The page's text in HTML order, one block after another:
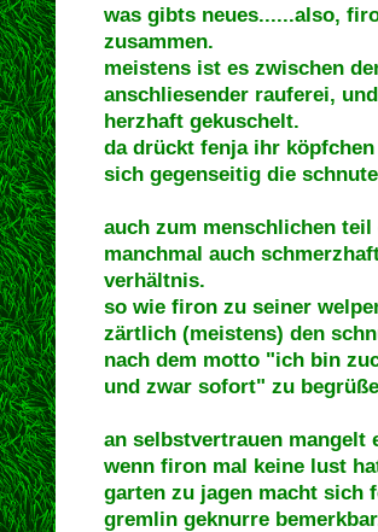
was gibts neues......also,
zusammen.
meistens ist es zwischen
anschliesender rauferei,
herzhaft gekuschelt.
da drückt fenja ihr
sich gegenseitig die
auch zum menschlichen
manchmal auch
verhältnis.
so wie firon zu seiner
zärtlich (meistens) den
nach dem motto "ich bin
und zwar sofort" zu
an selbstvertrauen mangelt
wenn firon mal keine lust
garten zu jagen macht sich
gremlin geknurre